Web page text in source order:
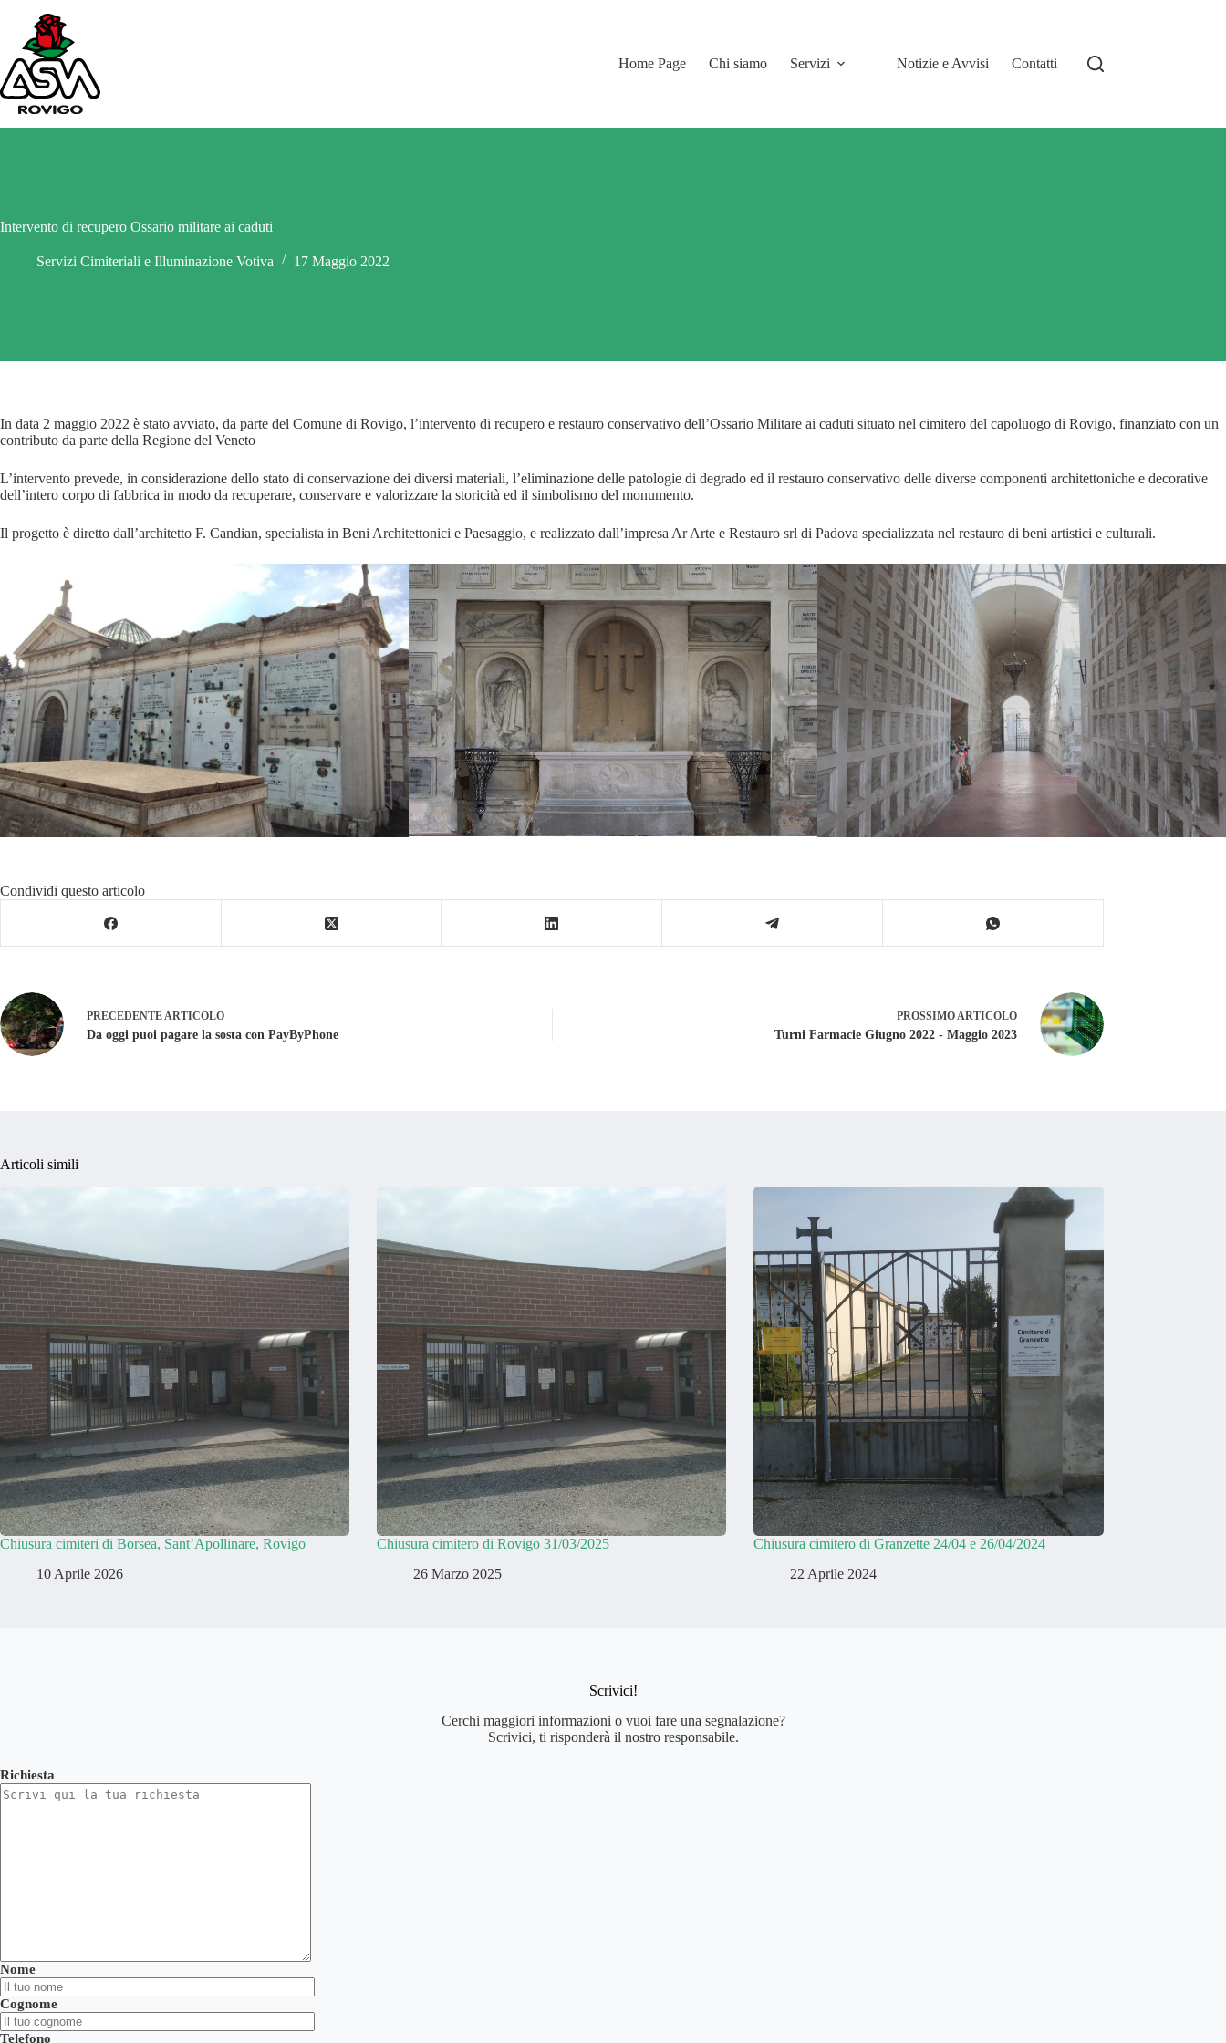
contenuto
Home Page
Chi siamo Servizi Notizie e Avvisi Contatti
Intervento di recupero Ossario militare ai caduti
Servizi Cimiteriali e Illuminazione Votiva 17 Maggio 2022
In data 2 maggio 2022 è stato avviato, da parte del Comune di Rovigo, l’intervento di recupero e restauro conservativo dell’Ossario Militare ai caduti situato nel cimitero del capoluogo di Rovigo, finanziato con un
contributo da parte della Regione del Veneto
L’intervento prevede, in considerazione dello stato di conservazione dei diversi materiali, l’eliminazione delle patologie di degrado ed il restauro conservativo delle diverse componenti architettoniche e decorative
dell’intero corpo di fabbrica in modo da recuperare, conservare e valorizzare la storicità ed il simbolismo del monumento.
Il progetto è diretto dall’architetto F. Candian, specialista in Beni Architettonici e Paesaggio, e realizzato dall’impresa Ar Arte e Restauro srl di Padova specializzata nel restauro di beni artistici e culturali.
Condividi questo articolo
PRECEDENTEARTICOLO
Da oggi puoi pagare la sosta con PayByPhone
PROSSIMOARTICOLO
Turni Farmacie Giugno 2022 - Maggio 2023
Articoli simili
Chiusura cimiteri di Borsea, Sant’Apollinare, Rovigo
10 Aprile 2026
Chiusura cimitero di Rovigo 31/03/2025
26 Marzo 2025
Chiusura cimitero di Granzette 24/04 e 26/04/2024
22 Aprile 2024
Scrivici!
Cerchi maggiori informazioni o vuoi fare una segnalazione?
Scrivici, ti risponderà il nostro responsabile.
Richiesta
Nome
Cognome
Telefono